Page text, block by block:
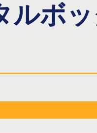
ルボ